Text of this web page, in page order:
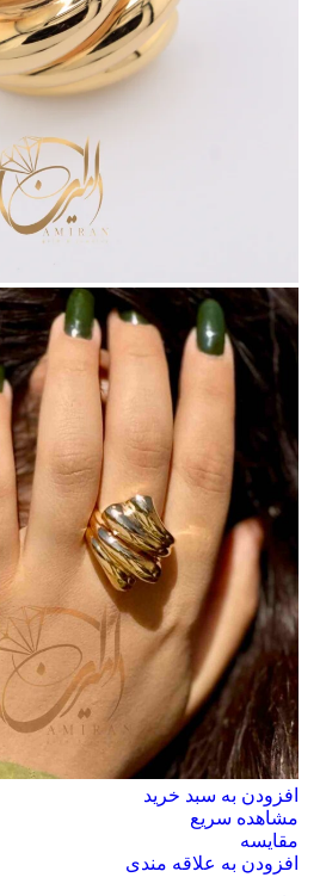
افزودن به سبد خرید
مشاهده سریع
مقایسه
افزودن به علاقه مندی